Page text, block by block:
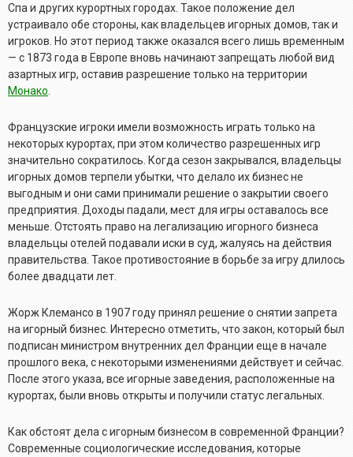
Спа и других курортных городах. Такое положение дел
устраивало обе стороны, как владельцев игорных домов, так и
игроков. Но этот период также оказался всего лишь временным
— с 1873 года в Европе вновь начинают запрещать любой вид
азартных игр, оставив разрешение только на территории
Монако
Французские игроки имели возможность играть только на
некоторых курортах, при этом количество разрешенных игр
значительно сократилось. Когда сезон закрывался, владельцы
игорных домов терпели убытки, что делало их бизнес не
выгодным и они сами принимали решение о закрытии своего
предприятия. Доходы падали, мест для игры оставалось все
меньше. Отстоять право на легализацию игорного бизнеса
владельцы отелей подавали иски в суд, жалуясь на действия
правительства. Такое противостояние в борьбе за игру длилось
более двадцати лет.
Жорж Клемансо в 1907 году принял решение о снятии запрета
на игорный бизнес. Интересно отметить, что закон, который был
подписан министром внутренних дел Франции еще в начале
прошлого века, с некоторыми изменениями действует и сейчас.
После этого указа, все игорные заведения, расположенные на
курортах, были вновь открыты и получили статус легальных.
Как обстоят дела с игорным бизнесом в современной Франции?
Современные социологические исследования, которые